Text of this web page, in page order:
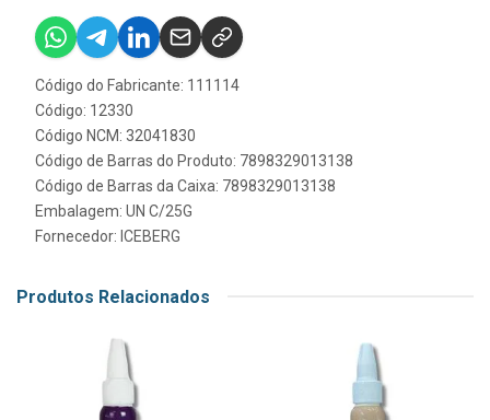
Código do Fabricante: 111114
Código: 12330
Código NCM: 32041830
Código de Barras do Produto: 7898329013138
Código de Barras da Caixa: 7898329013138
Embalagem: UN C/25G
Fornecedor: ICEBERG
Produtos Relacionados